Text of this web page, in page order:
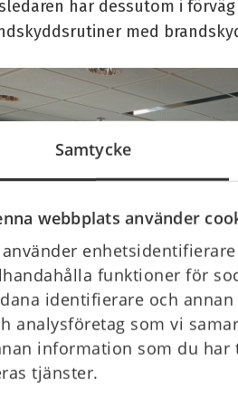
Samtycke
webbplats använder
funktioner för
identifierare och
analysföretag som vi
information som du
tjänster.
har dessutom i
med